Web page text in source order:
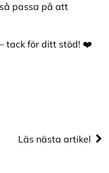
passa på att
tack för ditt stöd! ❤️
Läs nästa artikel